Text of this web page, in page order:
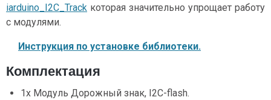
iarduino_I2C_Track которая значительно упрощает работу
с модулями.
Инструкция по установке библиотеки.
Комплектация
1x Модуль Дорожный знак, I2C-flash.